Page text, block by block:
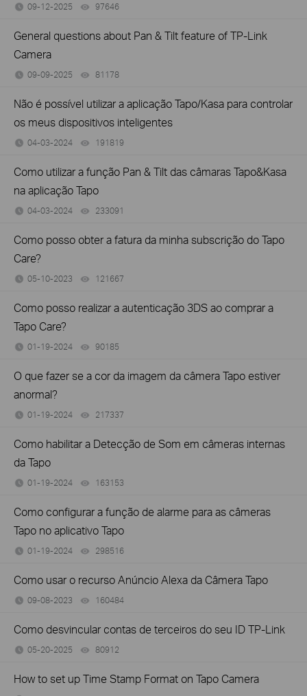
09-12-2025 97646
General questions about Pan & Tilt feature of TP-Link
Camera
09-09-2025 81178
Não é possível utilizar a aplicação Tapo/Kasa para controlar
os meus dispositivos inteligentes
04-03-2024 191819
Como utilizar a função Pan & Tilt das câmaras Tapo&Kasa
na aplicação Tapo
04-03-2024 233091
Como posso obter a fatura da minha subscrição do Tapo
Care?
05-10-2023 121667
Como posso realizar a autenticação 3DS ao comprar a
Tapo Care?
01-19-2024 90185
O que fazer se a cor da imagem da câmera Tapo estiver
anormal?
01-19-2024 217337
Como habilitar a Detecção de Som em câmeras internas
da Tapo
01-19-2024 163153
Como configurar a função de alarme para as câmeras
Tapo no aplicativo Tapo
01-19-2024 298516
Como usar o recurso Anúncio Alexa da Câmera Tapo
09-08-2023 160484
Como desvincular contas de terceiros do seu ID TP-Link
05-20-2025 80912
How to set up Time Stamp Format on Tapo Camera